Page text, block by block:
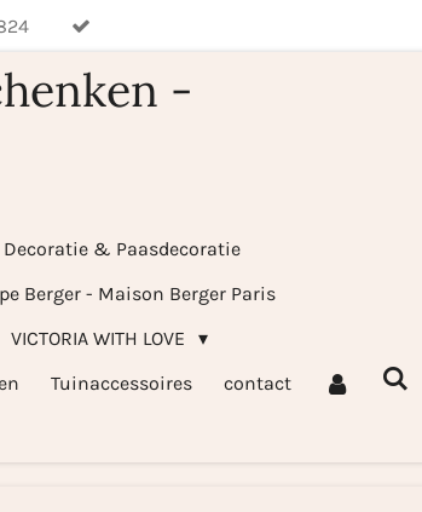
-
Decoratie & Paasdecoratie
Berger - Maison Berger Paris
VICTORIA WITH LOVE
Tuinaccessoires contact